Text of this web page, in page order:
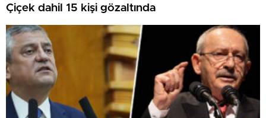
Çiçek dahil 15 kişi gözaltında